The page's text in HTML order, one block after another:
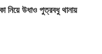
নিয়ে উধাও পুত্রবধু থানায়